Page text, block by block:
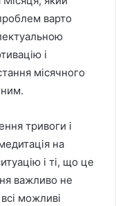
варто
і
місячного
тривоги і
на
і ті, що це
важливо не
можливі